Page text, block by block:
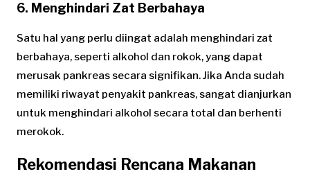
6. Menghindari Zat Berbahaya
Satu hal yang perlu diingat adalah menghindari zat
berbahaya, seperti alkohol dan rokok, yang dapat
merusak pankreas secara signifikan. Jika Anda sudah
memiliki riwayat penyakit pankreas, sangat dianjurkan
untuk menghindari alkohol secara total dan berhenti
merokok.
Rekomendasi Rencana Makanan